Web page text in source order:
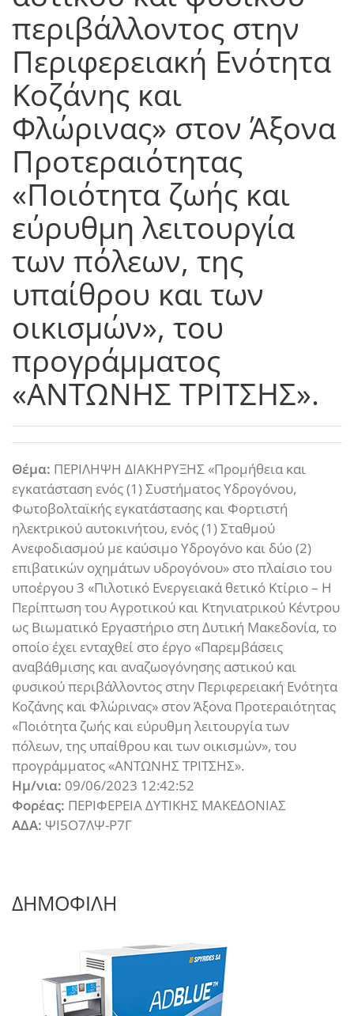
περιβάλλοντος στην
Περιφερειακή Ενότητα
Κοζάνης και
Φλώρινας» στον Άξονα
Προτεραιότητας
«Ποιότητα ζωής και
εύρυθμη λειτουργία
των πόλεων, της
υπαίθρου και των
οικισμών», του
προγράμματος
«ΑΝΤΩΝΗΣ ΤΡΙΤΣΗΣ».
Θέμα: ΠΕΡΙΛΗΨΗ ΔΙΑΚΗΡΥΞΗΣ «Προμήθεια και
εγκατάσταση ενός (1) Συστήματος Υδρογόνου,
Φωτοβολταϊκής εγκατάστασης και Φορτιστή
ηλεκτρικού αυτοκινήτου, ενός (1) Σταθμού
Ανεφοδιασμού με καύσιμο Υδρογόνο και δύο (2)
επιβατικών οχημάτων υδρογόνου» στο πλαίσιο του
υποέργου 3 «Πιλοτικό Ενεργειακά θετικό Κτίριο – Η
Περίπτωση του Αγροτικού και Κτηνιατρικού Κέντρου
ως Βιωματικό Εργαστήριο στη Δυτική Μακεδονία, το
οποίο έχει ενταχθεί στο έργο «Παρεμβάσεις
αναβάθμισης και αναζωογόνησης αστικού και
φυσικού περιβάλλοντος στην Περιφερειακή Ενότητα
Κοζάνης και Φλώρινας» στον Άξονα Προτεραιότητας
«Ποιότητα ζωής και εύρυθμη λειτουργία των
πόλεων, της υπαίθρου και των οικισμών», του
προγράμματος «ΑΝΤΩΝΗΣ ΤΡΙΤΣΗΣ».
Ημ/νια: 09/06/2023 12:42:52
Φορέας: ΠΕΡΙΦΕΡΕΙΑ ΔΥΤΙΚΗΣ ΜΑΚΕΔΟΝΙΑΣ
ΑΔΑ: ΨΙ5Ο7ΛΨ-Ρ7Γ
ΔΗΜΟΦΙΛΗ